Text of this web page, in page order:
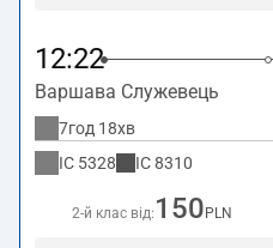
12:22
Варшава Служевець
7год 18хв
IC 5328 IC8310
2-й клас від: 150 PLN